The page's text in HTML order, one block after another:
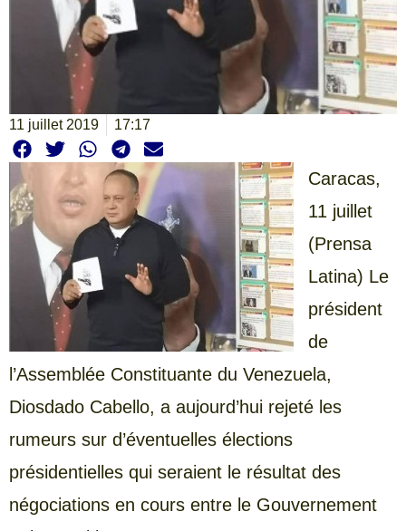
11 juillet 2019 17:17
Caracas,
11 juillet
(Prensa
Latina) Le
président
de
l’Assemblée Constituante du Venezuela,
Diosdado Cabello, a aujourd’hui rejeté les
rumeurs sur d’éventuelles élections
présidentielles qui seraient le résultat des
négociations en cours entre le Gouvernement